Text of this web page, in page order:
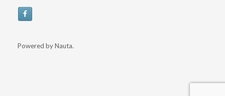
Powered by Nauta.